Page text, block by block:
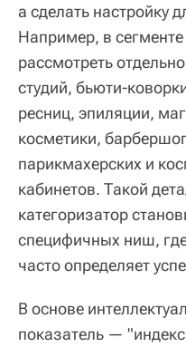
а сделать настройку
Например, в
рассмотреть
студий, бьюти-
ресниц, эпиляции,
косметики,
парикмахерских и
кабинетов. Такой
категоризатор
специфичных ниш,
часто определяет
В основе
показатель —